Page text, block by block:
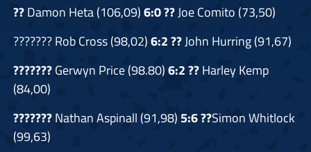
??Damon Heta (106,09)6:0??Joe Comito (73,50)
??????? Rob Cross (98,02)6:2??John Hurring (91,67)
???????Gerwyn Price (98.80)6:2??Harley Kemp
(84,00)
???????Nathan Aspinall (91,98) 5:6??Simon Whitlock
(99,63)